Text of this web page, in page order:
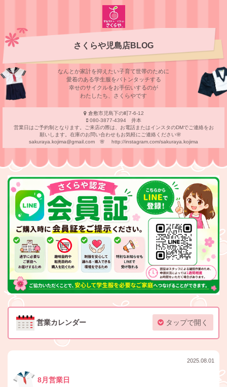
さくらや児島店BLOG
なんとか家計を抑えたい子育て世帯のために
愛着のある学⽣服をバトンタッチする
幸せのサイクルをお⼿伝いするのが
わたしたち、さくらやです
倉敷市児島下の町7-6-12
080-3877-4394 井本
営業日はご予約制となります。ご来店の際は、お電話またはインスタのDMでご連絡をお
願いします。在庫のお問い合わせもお気軽にご連絡ください🌸
sakuraya.kojima@gmail.com 🌸 http://instagram.com/sakuraya.kojima
営業カレンダー タップで開く
2025.08.01
8月営業日